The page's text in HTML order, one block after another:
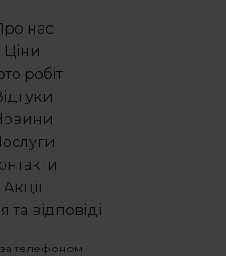
нас
Ціни
робіт
Акції
та відповіді
телефоном